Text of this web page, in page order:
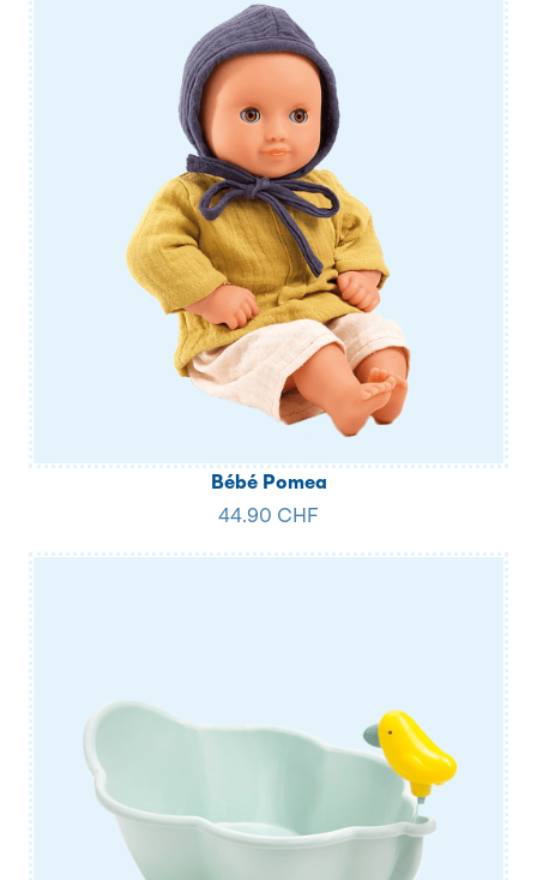
Bébé Pomea
44.90 CHF